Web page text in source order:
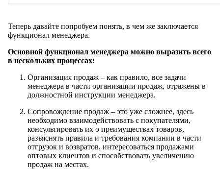
Теперь давайте попробуем понять, в чем же заключается
функционал менеджера.
Основной функционал менеджера можно выразить всего
в нескольких процессах:
Организация продаж – как правило, все задачи
менеджера в части организации продаж, отражены в
должностной инструкции менеджера.
Сопровождение продаж – это уже сложнее, здесь
необходимо взаимодействовать с покупателями,
консультировать их о преимуществах товаров,
разъяснять правила и требования компании в части
отгрузок и возвратов, интересоваться продажами
оптовых клиентов и способствовать увеличению
продаж на местах.